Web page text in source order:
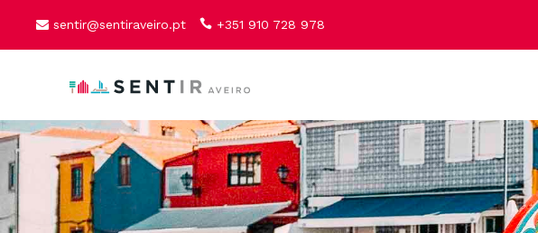
sentir@sentiraveiro.pt +351 910 728 978